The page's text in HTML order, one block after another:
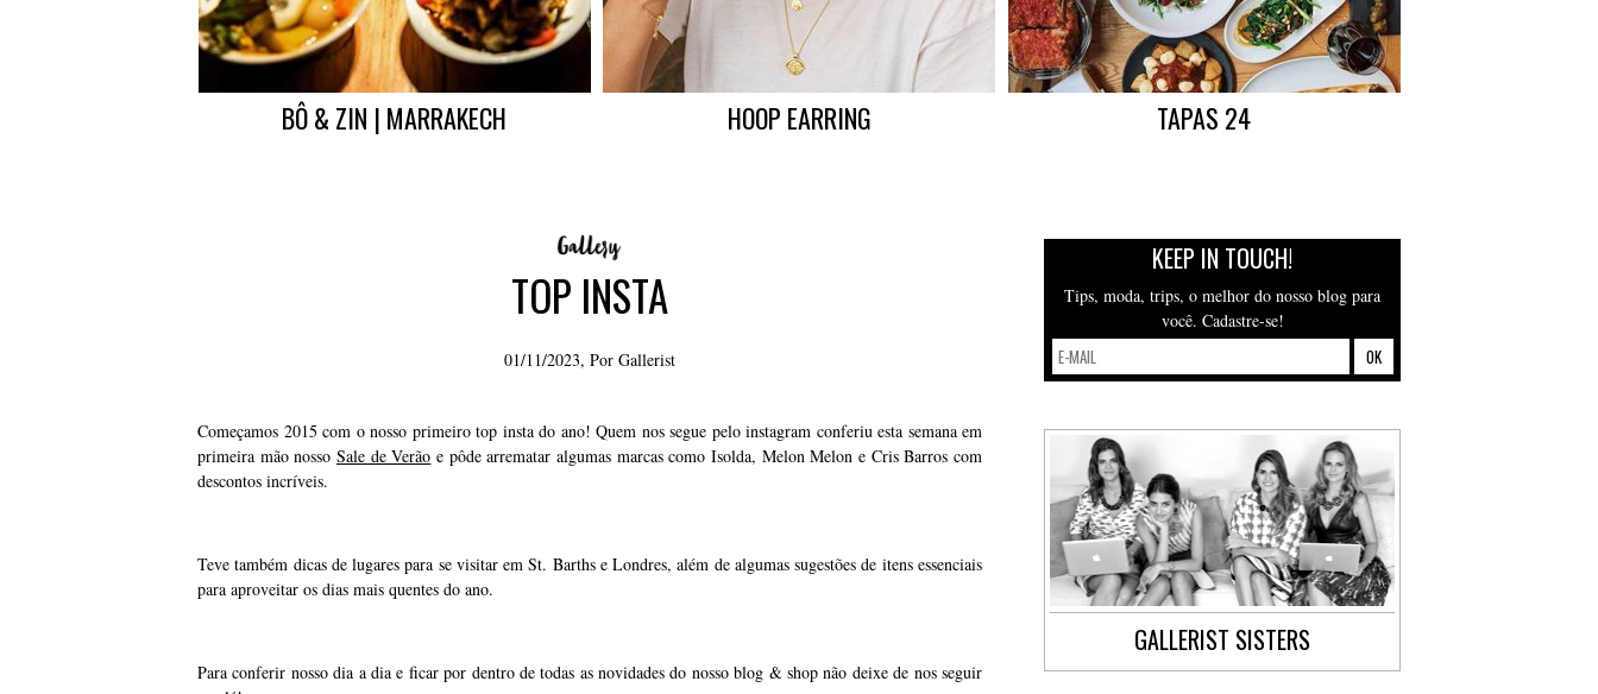
BÔ & ZIN | MARRAKECH HOOP EARRING TAPAS 24
TOP INSTA
01/11/2023, Por Gallerist
Começamos 2015 com o nosso primeiro top insta do ano! Quem nos segue pelo instagram conferiu esta semana em
primeira mão nosso Sale de Verão e pôde arrematar algumas marcas como Isolda, Melon Melon e Cris Barros com
descontos incríveis.
Teve também dicas de lugares para se visitar em St. Barths e Londres, além de algumas sugestões de itens essenciais
para aproveitar os dias mais quentes do ano.
Para conferir nosso dia a dia e ficar por dentro de todas as novidades do nosso blog & shop não deixe de nos seguir
KEEP IN TOUCH!
Tips, moda, trips, o melhor do nosso blog para
você. Cadastre-se!
GALLERIST SISTERS